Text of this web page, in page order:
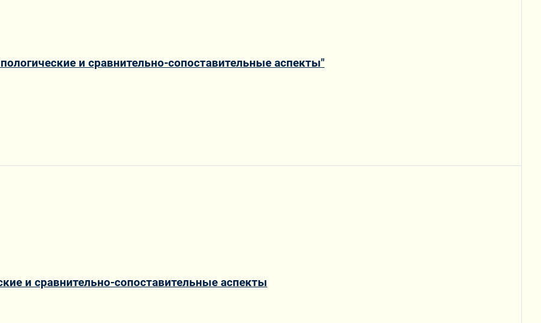
и сравнительно-сопоставительные аспекты"
и сравнительно-сопоставительные аспекты